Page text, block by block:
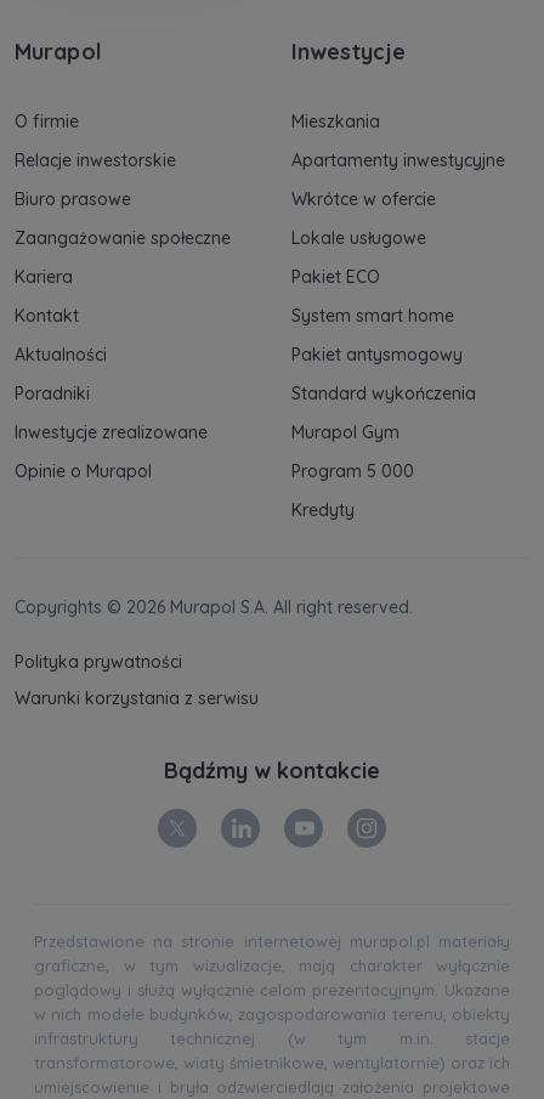
Murapol
O firmie
Relacje inwestorskie
Biuro prasowe
Zaangażowanie społeczne
Kariera
Kontakt
Aktualności
Poradniki
Inwestycje zrealizowane
Opinie o Murapol
Inwestycje
Mieszkania
Apartamenty inwestycyjne
Wkrótce w ofercie
Lokale usługowe
Pakiet ECO
System smart home
Pakiet antysmogowy
Standard wykończenia
Murapol Gym
Program 5 000
Kredyty
Copyrights © 2026 Murapol S.A. All right reserved.
Polityka prywatności
Warunki korzystania z serwisu
Bądźmy w kontakcie
Przedstawione na stronie internetowej murapol.pl materiały
graficzne, w tym wizualizacje, mają charakter wyłącznie
poglądowy i służą wyłącznie celom prezentacyjnym. Ukazane
w nich modele budynków, zagospodarowania terenu, obiekty
infrastruktury technicznej (w tym m.in. stacje
transformatorowe, wiaty śmietnikowe, wentylatornie) oraz ich
umiejscowienie i bryła odzwierciedlają założenia projektowe